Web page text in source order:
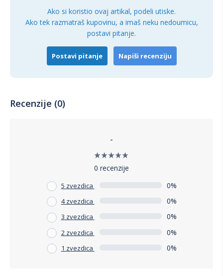
Ako si koristio ovaj artikal, podeli utiske.
Ako tek razmatraš kupovinu, a imaš neku nedoumicu,
postavi pitanje.
Postavi pitanje Napiši recenziju
Recenzije (0)
-
0 recenzije
5 zvezdica 0%
4 zvezdica 0%
3 zvezdica 0%
2 zvezdica 0%
1 zvezdica 0%